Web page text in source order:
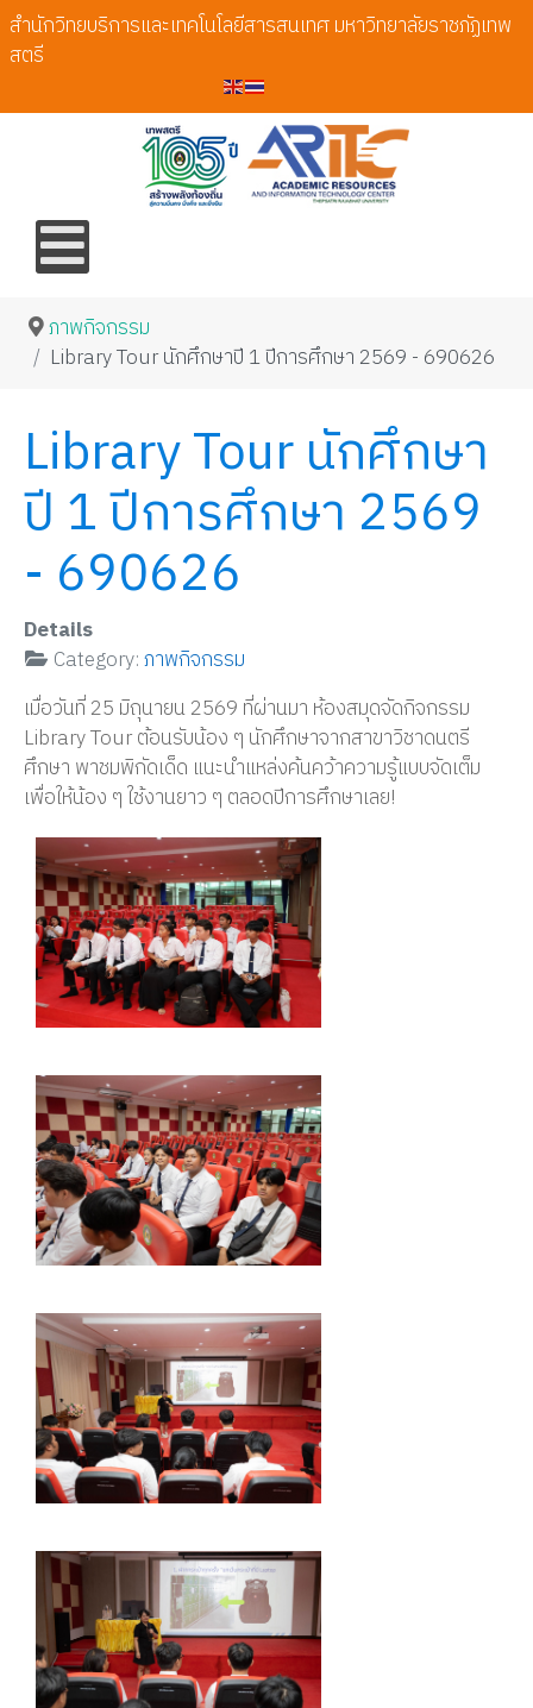
สำนักวิทยบริการและเทคโนโลยีสารสนเทศ มหาวิทยาลัยราชภัฏเทพ
สตรี
ภาพกิจกรรม
Library Tour นักศึกษาปี 1 ปีการศึกษา 2569 - 690626
Library Tour นักศึกษา
ปี 1 ปีการศึกษา 2569
- 690626
Details
Category:ภาพกิจกรรม
เมื่อวันที่ 25 มิถุนายน 2569 ที่ผ่านมา ห้องสมุดจัดกิจกรรม
Library Tour ต้อนรับน้อง ๆ นักศึกษาจากสาขาวิชาดนตรี
ศึกษา พาชมพิกัดเด็ด แนะนำแหล่งค้นคว้าความรู้แบบจัดเต็ม
เพื่อให้น้อง ๆ ใช้งานยาว ๆ ตลอดปีการศึกษาเลย!